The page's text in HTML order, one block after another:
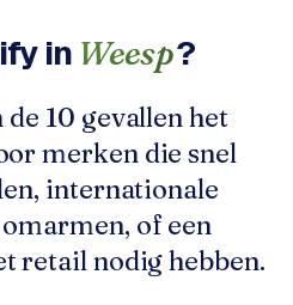
in Weesp?
10 gevallen het
merken die snel
internationale
of een
retail nodig hebben.